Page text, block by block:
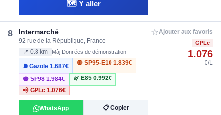
🗺️ Y aller
8 Intermarché
92 rue de la République, France
📍 0.8 km Màj Données de démonstration
⛽ Gazole1.687€
🔴 SP95-E10 1.839€
🟣 SP981.984€ 🌿 E85 0.992€
💨 GPLc1.076€
WhatsApp 📋 Copier
☆Ajouter aux favoris
GPLc
1.076
€/L